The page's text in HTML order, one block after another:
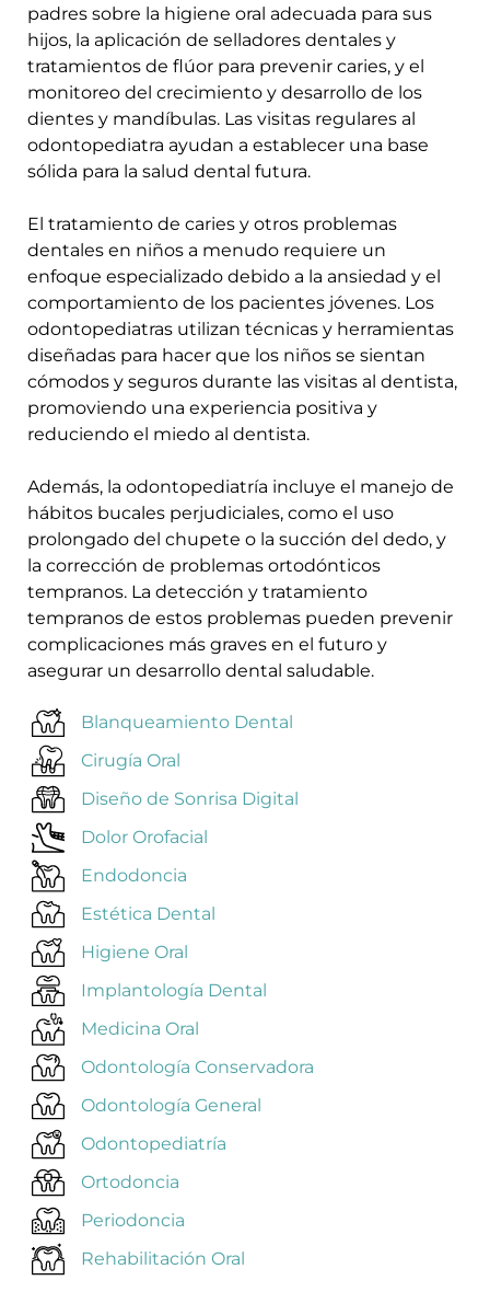
RECHAZAR TODAS
© COPYRIGHT INSPIRIA. TODOS LOS DERECHOS RESERVADOS